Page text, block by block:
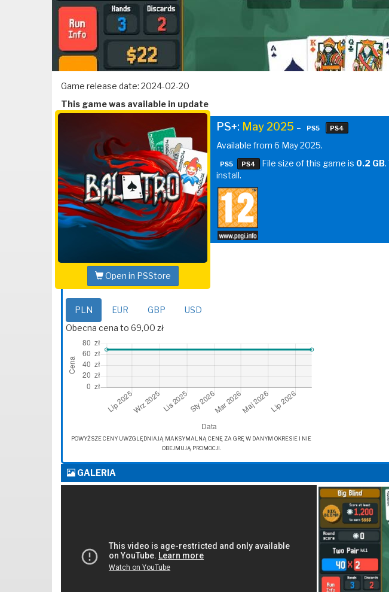
Game release date: 2024-02-20
This game was available in update
Open in PSStore
PS+: May 2025 – PS5 PS4
Available from 6 May 2025.
PS5 PS4 File size of this game is 0.2 GB.
install.
PLN EUR GBP
USD
Obecna cena to 69,00 zł
POWYŻSZE CENY UWZGLĘDNIAJĄ MAKSYMALNĄ CENĘ ZA GRĘ W DANYM OKRESIE I NIE
OBEJMUJĄ PROMOCJI.
GALERIA